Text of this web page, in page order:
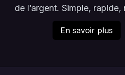
de l’argent. Simple, rapide,
En savoir plus